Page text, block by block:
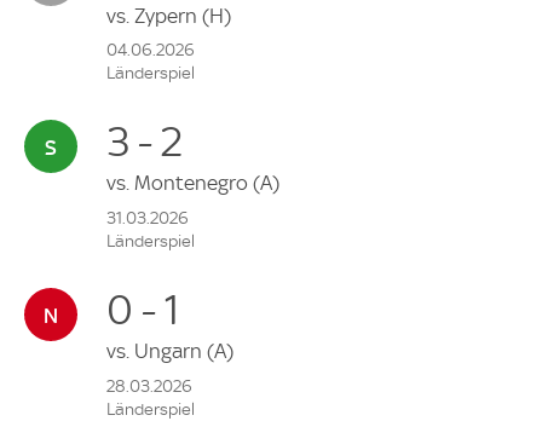
vs. Zypern (H)
04.06.2026
Länderspiel
3 - 2
vs. Montenegro (A)
31.03.2026
Länderspiel
0 - 1
vs. Ungarn (A)
28.03.2026
Länderspiel